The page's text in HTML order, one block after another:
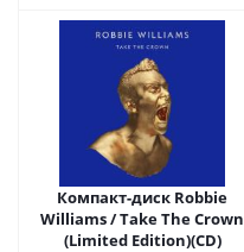
Компакт-диск Robbie
Williams / Take The Crown
(Limited Edition)(CD)